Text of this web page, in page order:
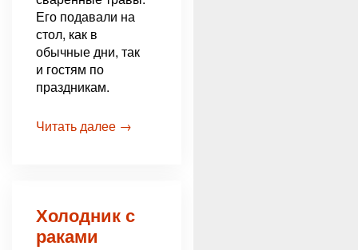
Его подавали на
стол, как в
обычные дни, так
и гостям по
праздникам.
Читать далее →
Холодник с
раками